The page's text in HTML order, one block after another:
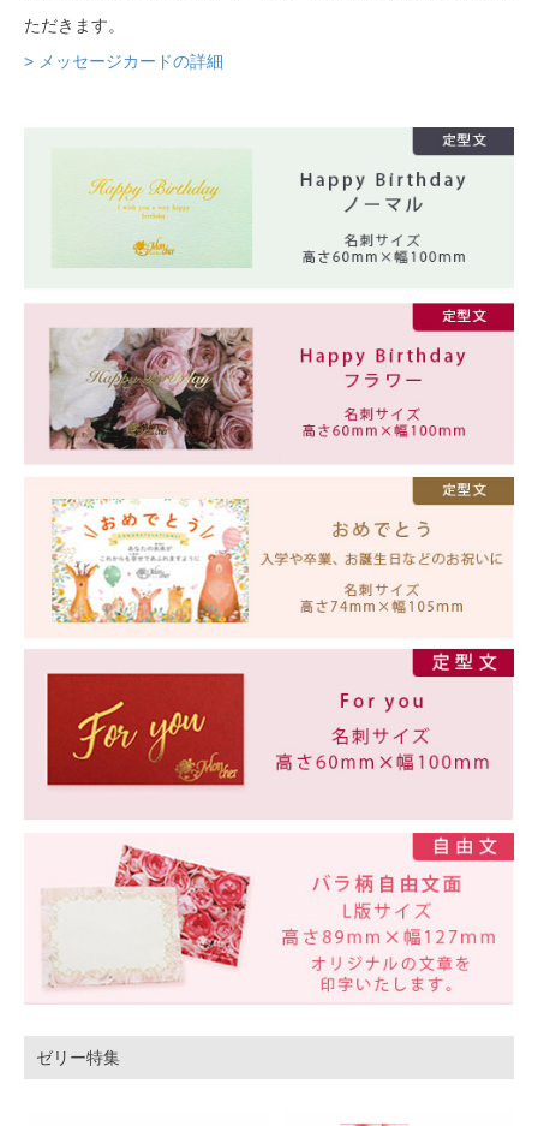
ただきます。
> メッセージカードの詳細
ゼリー特集